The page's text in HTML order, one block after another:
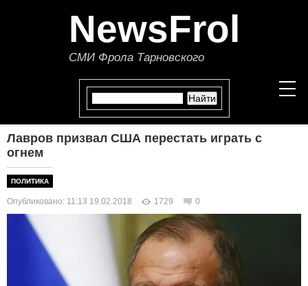
NewsFrol
СМИ Фрола Тарновского
ПОЛИТИКА
ЭКОНОМИКА
В МИРЕ
Лавров призвал США перестать играть с
огнем
ПОЛИТИКА
Опубликовано: 11:13 19.02.2018 1729 0